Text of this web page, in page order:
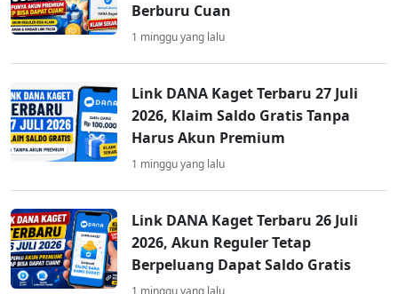
Berburu Cuan
1 minggu yang lalu
Link DANA Kaget Terbaru 27 Juli
2026, Klaim Saldo Gratis Tanpa
Harus Akun Premium
1 minggu yang lalu
Link DANA Kaget Terbaru 26 Juli
2026, Akun Reguler Tetap
Berpeluang Dapat Saldo Gratis